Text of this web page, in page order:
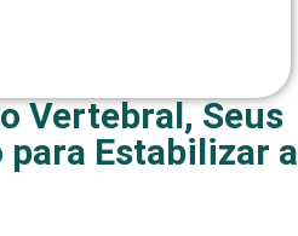
Vertebral, Seus
Estabilizar a